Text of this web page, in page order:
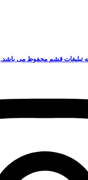
تبلیغات قشم محفوظ می باشد.